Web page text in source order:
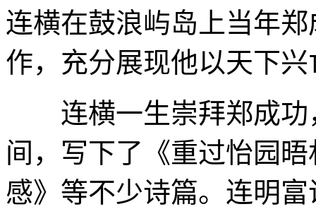
连横在鼓浪屿岛上当年
作，充分展现他以天下
连横一生崇拜郑成功
间，写下了《重过怡园
感》等不少诗篇。连明